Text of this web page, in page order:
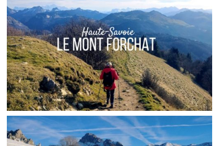
FRANCE // OÙ VOIR LE MONT-BLANC DEPUIS LE
LAC LÉMAN
Audrey Blog,Europe
FRANCE // LE MONT FORCHAT, RANDONNÉE
AVEC VUE SUR LE MONT-BLANC